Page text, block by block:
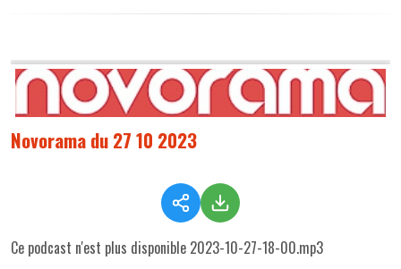
Novorama du 27 10 2023
Ce podcast n'est plus disponible 2023-10-27-18-00.mp3